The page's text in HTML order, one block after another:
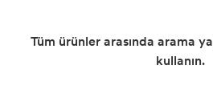
Tüm ürünler arasında arama
kullanın.